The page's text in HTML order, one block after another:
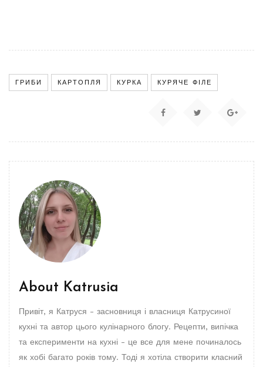
ГРИБИ КАРТОПЛЯ КУРКА КУРЯЧЕ ФІЛЕ
About Katrusia
Привіт, я Катруся - засновниця і власниця Катрусиної
кухні та автор цього кулінарного блогу. Рецепти, випічка
та експерименти на кухні - це все для мене починалось
як хобі багато років тому. Тоді я хотіла створити класний